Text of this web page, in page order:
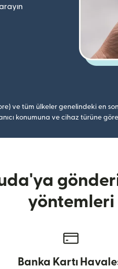
ve tüm ülkeler genelindeki en
konumuna ve cihaz türüne
yöntemleri
Banka Kartı